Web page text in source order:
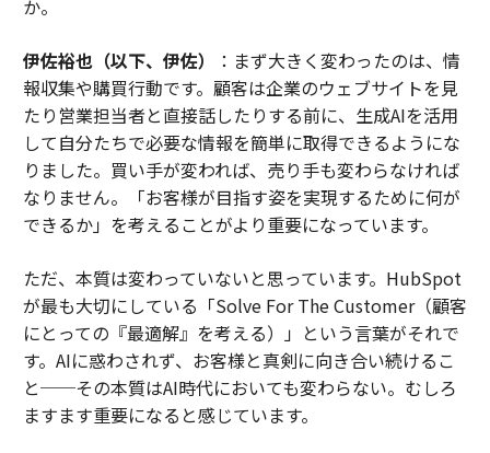
か。
伊佐裕也（以下、伊佐）
：まず大きく変わったのは、情
報収集や購買行動です。顧客は企業のウェブサイトを見
たり営業担当者と直接話したりする前に、生成AIを活用
して自分たちで必要な情報を簡単に取得できるようにな
りました。買い手が変われば、売り手も変わらなければ
なりません。「お客様が目指す姿を実現するために何が
できるか」を考えることがより重要になっています。
ただ、本質は変わっていないと思っています。HubSpot
が最も大切にしている「Solve For The Customer（顧客
にとっての『最適解』を考える）」という言葉がそれで
す。AIに惑わされず、お客様と真剣に向き合い続けるこ
と──その本質はAI時代においても変わらない。むしろ
ますます重要になると感じています。